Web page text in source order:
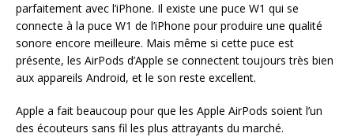
parfaitement avec l’iPhone. Il existe une puce W1 qui se
connecte à la puce W1 de l’iPhone pour produire une qualité
sonore encore meilleure. Mais même si cette puce est
présente, les AirPods d’Apple se connectent toujours très bien
aux appareils Android, et le son reste excellent.
Apple a fait beaucoup pour que les Apple AirPods soient l’un
des écouteurs sans fil les plus attrayants du marché.